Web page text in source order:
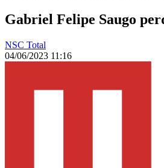
Gabriel Felipe Saugo
NSC Total
04/06/2023 11:16